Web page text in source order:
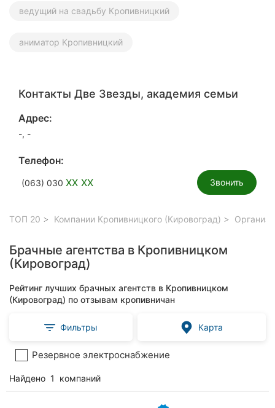
ведущий на свадьбу Кропивницкий
аниматор Кропивницкий
Контакты Две Звезды, академия семьи
Адрес:
-, -
Телефон:
(063) 030 XX XX Звонить
ТОП 20 Компании Кропивницкого (Кировоград)
Брачные агентства в Кропивницком
(Кировоград)
Рейтинг лучших брачных агентств в Кропивницком
(Кировоград) по отзывам кропивничан
Фильтры Карта
Резервное электроснабжение
Найдено 1 компаний